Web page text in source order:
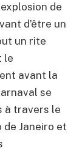
de
d’être un
un rite
le
avant la
se
à travers le
de Janeiro et